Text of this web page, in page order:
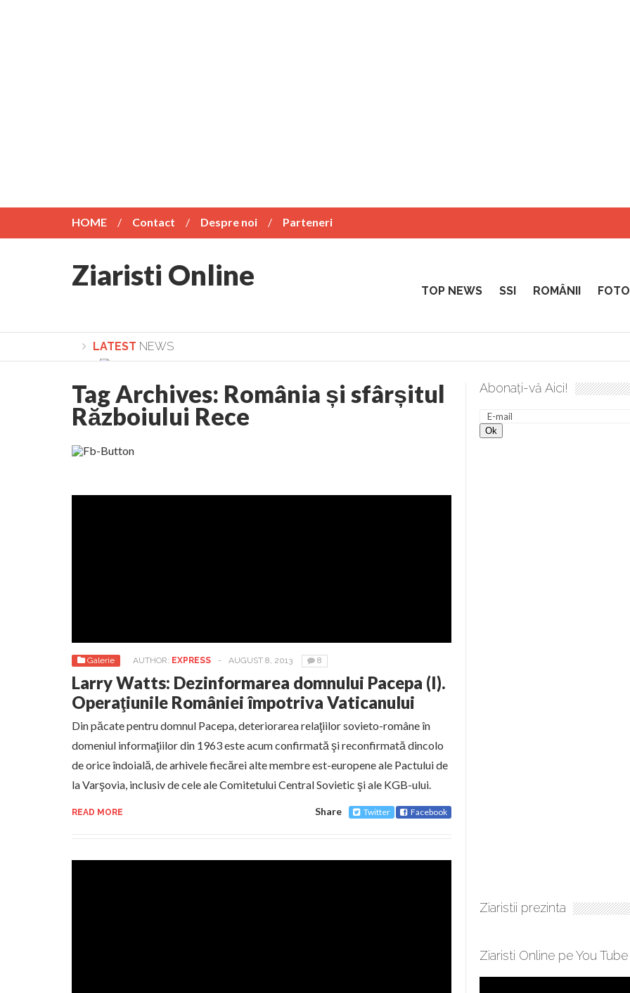
HOME Contact Despre noi Parteneri
Ziaristi Online TOP NEWS SSI ROMÂNII
LATEST NEWS
Lepădarea de sine și urmarea lui Hristos. Calea spre desăvârșire. Gând de duminică de Elena Solunca Moise
Academia Române revine în cazul pericolele generate de tehnologia 5G și cere Dezbatere Națională
La Mulți Ani, Eugen Mihăescu!
Tag Archives: România și sfârșitul
Războiului Rece
Galerie AUTHOR: EXPRESS - AUGUST 8, 2013 8
Larry Watts: Dezinformarea domnului Pacepa (I).
Operaţiunile României împotriva Vaticanului
Din păcate pentru domnul Pacepa, deteriorarea relaţiilor sovieto-române în
domeniul informaţiilor din 1963 este acum confirmată şi reconfirmată dincolo
de orice îndoială, de arhivele fiecărei alte membre est-europene ale Pactului de
la Varşovia, inclusiv de cele ale Comitetului Central Sovietic şi ale KGB-ului.
READ MORE Share Twitter Facebook
Abonați-vă Aici!
Ziaristii prezinta
Ziaristi Online pe You Tube